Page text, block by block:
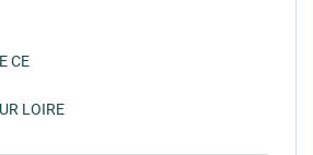
CE
LOIRE